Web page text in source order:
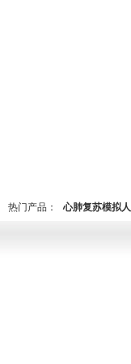
热门产品： 心肺复苏模拟人